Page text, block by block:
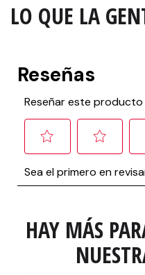
LO QUE LA
HAY MÁS